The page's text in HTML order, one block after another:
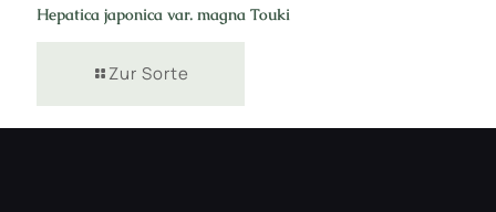
Hepatica japonica var. magna Touki
Zur Sorte